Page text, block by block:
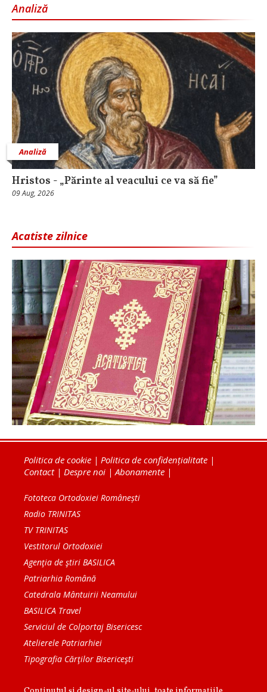
Analiză
Analiză
Hristos - „Părinte al veacului ce va să fie”
09 Aug, 2026
Acatiste zilnice
Politica de cookie | Politica de confidențialitate |
Contact| Despre noi |Abonamente |
Fototeca Ortodoxiei Românești
Radio TRINITAS
TV TRINITAS
Vestitorul Ortodoxiei
Agenţia de ştiri BASILICA
Patriarhia Română
Catedrala Mântuirii Neamului
BASILICA Travel
Serviciul de Colportaj Bisericesc
Atelierele Patriarhiei
Tipografia Cărţilor Bisericeşti